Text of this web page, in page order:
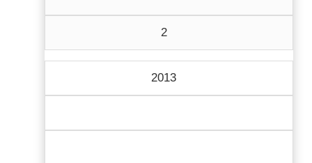
2
2013